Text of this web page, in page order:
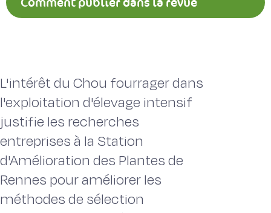
L'intérêt du Chou fourrager dans
l'exploitation d'élevage intensif
justifie les recherches
entreprises à la Station
d'Amélioration des Plantes de
Rennes pour améliorer les
méthodes de sélection